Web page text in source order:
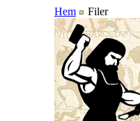
Hem Filer